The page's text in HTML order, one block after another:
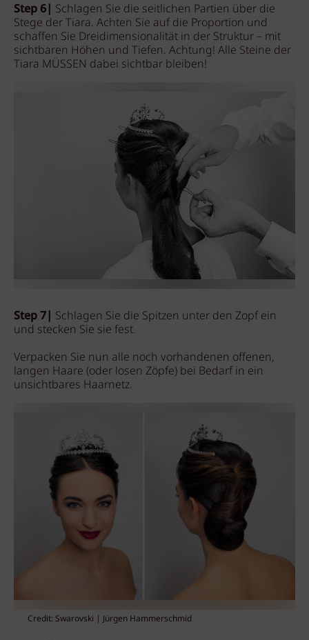
Step 6| Schlagen Sie die seitlichen Partien über die
Stege der Tiara. Achten Sie auf die Proportion und
schaffen Sie Dreidimensionalität in der Struktur – mit
sichtbaren Höhen und Tiefen. Achtung! Alle Steine der
Tiara MÜSSEN dabei sichtbar bleiben!
Step 7| Schlagen Sie die Spitzen unter den Zopf ein
und stecken Sie sie fest.
Verpacken Sie nun alle noch vorhandenen offenen,
langen Haare (oder losen Zöpfe) bei Bedarf in ein
unsichtbares Haarnetz.
Credit: Swarovski | Jürgen Hammerschmid